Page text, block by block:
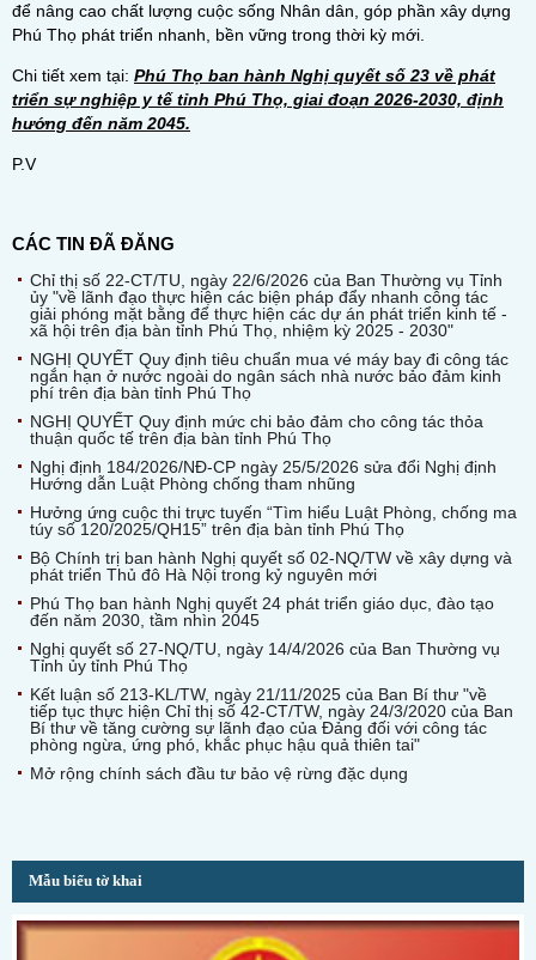
để nâng cao chất lượng cuộc sống Nhân dân, góp phần xây dựng
Phú Thọ phát triển nhanh, bền vững trong thời kỳ mới.
Chi tiết xem tại: Phú Thọ ban hành Nghị quyết số 23 về phát
triển sự nghiệp y tế tỉnh Phú Thọ, giai đoạn 2026-2030, định
hướng đến năm 2045.
P.V
CÁC TIN ĐÃ ĐĂNG
Chỉ thị số 22-CT/TU, ngày 22/6/2026 của Ban Thường vụ Tỉnh
ủy "về lãnh đạo thực hiện các biện pháp đẩy nhanh công tác
giải phóng mặt bằng để thực hiện các dự án phát triển kinh tế -
xã hội trên địa bàn tỉnh Phú Thọ, nhiệm kỳ 2025 - 2030"
NGHỊ QUYẾT Quy định tiêu chuẩn mua vé máy bay đi công tác
ngắn hạn ở nước ngoài do ngân sách nhà nước bảo đảm kinh
phí trên địa bàn tỉnh Phú Thọ
NGHỊ QUYẾT Quy định mức chi bảo đảm cho công tác thỏa
thuận quốc tế trên địa bàn tỉnh Phú Thọ
Nghị định 184/2026/NĐ-CP ngày 25/5/2026 sửa đổi Nghị định
Hướng dẫn Luật Phòng chống tham nhũng
Hưởng ứng cuộc thi trực tuyến “Tìm hiểu Luật Phòng, chống ma
túy số 120/2025/QH15” trên địa bàn tỉnh Phú Thọ
Bộ Chính trị ban hành Nghị quyết số 02-NQ/TW về xây dựng và
phát triển Thủ đô Hà Nội trong kỷ nguyên mới
Phú Thọ ban hành Nghị quyết 24 phát triển giáo dục, đào tạo
đến năm 2030, tầm nhìn 2045
Nghị quyết số 27-NQ/TU, ngày 14/4/2026 của Ban Thường vụ
Tỉnh ủy tỉnh Phú Thọ
Kết luận số 213-KL/TW, ngày 21/11/2025 của Ban Bí thư "về
tiếp tục thực hiện Chỉ thị số 42-CT/TW, ngày 24/3/2020 của Ban
Bí thư về tăng cường sự lãnh đạo của Đảng đối với công tác
phòng ngừa, ứng phó, khắc phục hậu quả thiên tai"
Mở rộng chính sách đầu tư bảo vệ rừng đặc dụng
Mẫu biểu tờ khai